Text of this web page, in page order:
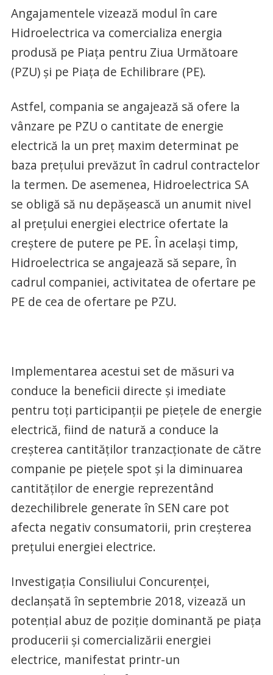
Angajamentele vizează modul în care
Hidroelectrica va comercializa energia
produsă pe Piața pentru Ziua Următoare
(PZU) și pe Piața de Echilibrare (PE).
Astfel, compania se angajează să ofere la
vânzare pe PZU o cantitate de energie
electrică la un preț maxim determinat pe
baza prețului prevăzut în cadrul contractelor
la termen. De asemenea, Hidroelectrica SA
se obligă să nu depășească un anumit nivel
al prețului energiei electrice ofertate la
creștere de putere pe PE. În același timp,
Hidroelectrica se angajează să separe, în
cadrul companiei, activitatea de ofertare pe
PE de cea de ofertare pe PZU.
Implementarea acestui set de măsuri va
conduce la beneficii directe și imediate
pentru toți participanții pe piețele de energie
electrică, fiind de natură a conduce la
creșterea cantităților tranzacționate de către
companie pe piețele spot și la diminuarea
cantităților de energie reprezentând
dezechilibrele generate în SEN care pot
afecta negativ consumatorii, prin creșterea
prețului energiei electrice.
Investigația Consiliului Concurenței,
declanșată în septembrie 2018, vizează un
potențial abuz de poziție dominantă pe piața
producerii și comercializării energiei
electrice, manifestat printr-un